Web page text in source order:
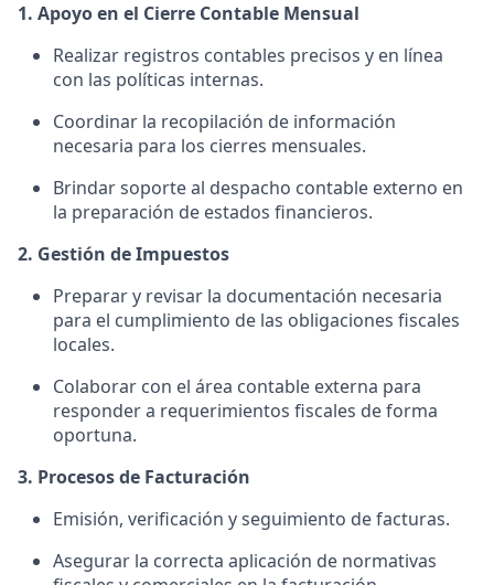
1. Apoyo en el Cierre Contable Mensual
Realizar registros contables precisos y en línea
con las políticas internas.
Coordinar la recopilación de información
necesaria para los cierres mensuales.
Brindar soporte al despacho contable externo en
la preparación de estados financieros.
2. Gestión de Impuestos
Preparar y revisar la documentación necesaria
para el cumplimiento de las obligaciones fiscales
locales.
Colaborar con el área contable externa para
responder a requerimientos fiscales de forma
oportuna.
3. Procesos de Facturación
Emisión, verificación y seguimiento de facturas.
Asegurar la correcta aplicación de normativas